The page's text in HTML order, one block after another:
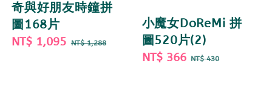
奇與好朋友時鐘拼
圖168片
Sale
NT$ 1,095 Regular
NT$ 1,288
小魔女DoReMi 拼
圖520片(2)
Sale
NT$ 366 Regular
NT$ 430